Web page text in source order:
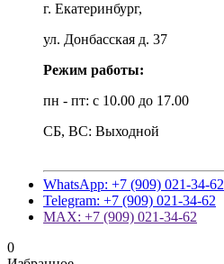
г. Екатеринбург,
ул. Донбасская д. 37
Режим работы:
пн - пт: с 10.00 до 17.00
СБ, ВС: Выходной
WhatsApp: +7 (909) 021-34-62
Telegram: +7 (909) 021-34-62
MAX: +7 (909) 021-34-62
0